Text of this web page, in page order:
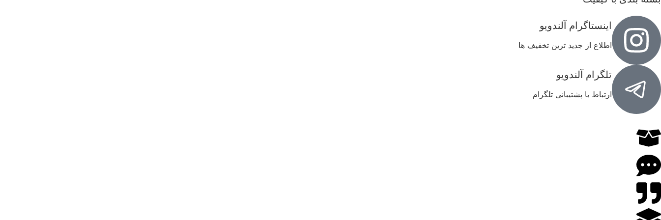
اینستاگرام آلندویو
اطلاع از جدید ترین تخفیف ها
تلگرام آلندویو
ارتباط با پشتیبانی تلگرام